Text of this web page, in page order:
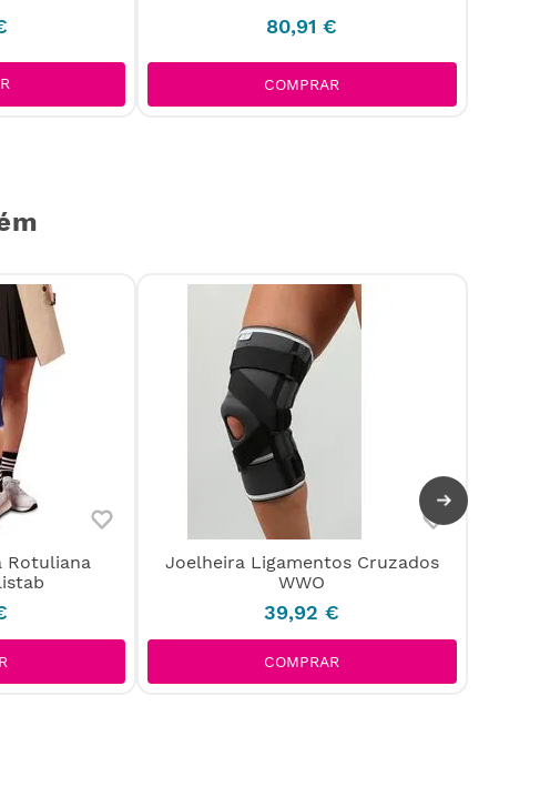
80,91 €
COMPRAR
Rotuliana
Joelheira Ligamentos Cruzados
WWO
39,92 €
COMPRAR